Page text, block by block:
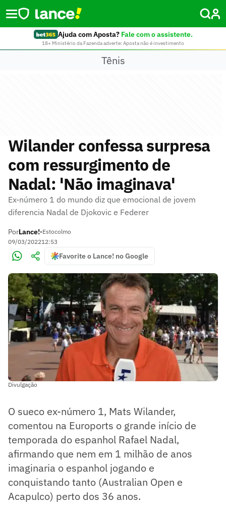
Ajuda com Aposta? Fale com o assistente.
18+ Ministério da Fazenda adverte: Aposta não é investimento
Tênis
Wilander confessa surpresa
com ressurgimento de
Nadal: 'Não imaginava'
Ex-número 1 do mundo diz que emocional de jovem
diferencia Nadal de Djokovic e Federer
PorLance!•Estocolmo
09/03/202212:53
Favorite o Lance! no Google
Divulgação
O sueco ex-número 1, Mats Wilander,
comentou na Euroports o grande início de
temporada do espanhol Rafael Nadal,
afirmando que nem em 1 milhão de anos
imaginaria o espanhol jogando e
conquistando tanto (Australian Open e
Acapulco) perto dos 36 anos.